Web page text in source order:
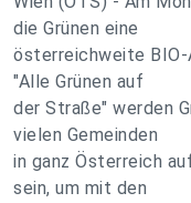
die Grünen eine
österreichweite
"Alle Grünen auf
der Straße" werden
vielen Gemeinden
in ganz Österreich
sein, um mit den